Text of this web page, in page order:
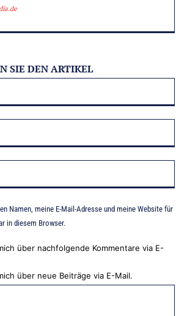
SIE DEN ARTIKEL
Namen, meine E-Mail-Adresse und meine Website für
in diesem Browser.
über nachfolgende Kommentare via E-
über neue Beiträge via E-Mail.